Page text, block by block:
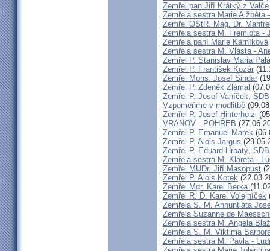
Zemřel pan Jiří Krátký z Valče
Zemřela sestra Marie Alžběta
Zemřel OStR. Mag. Dr.
Zemřela sestra M. Fremiota -
Zemřela paní Marie Kárníková
Zemřela sestra M. Vlasta -
Zemřel P. Stanislav Maria
Zemřel P. František Kozár
Zemřel Mons. Josef Šindar
Zemřel P. Zdeněk Zlámal
Zemřel P. Josef Vaníček, SDB
Vzpomeňme v modlitbě
Zemřel P. Josef Hinterhölzl
VRANOV - POHŘEB
Zemřel P. Emanuel Marek
Zemřel P. Alois Jargus
Zemřel P. Eduard Hrbatý, SDB
Zemřela sestra M. Klareta -
Zemřel MUDr. Jiří Masopust
Zemřel P. Alois Kotek
Zemřel Mgr. Karel Berka
Zemřel R. D. Karel Volejníček
Zemřela S. M. Annuntiáta
Zemřela Suzanne de
Zemřela sestra M. Angela
Zemřela S. M. Viktima
Zemřela sestra M. Pavla -